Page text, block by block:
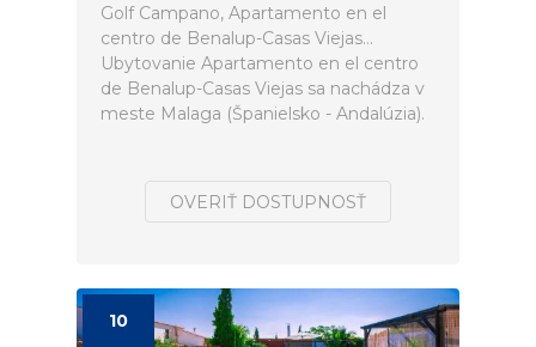
Golf Campano, Apartamento en el
centro de Benalup-Casas Viejas...
Ubytovanie Apartamento en el centro
de Benalup-Casas Viejas sa nachádza v
meste Malaga (Španielsko - Andalúzia).
OVERIŤ DOSTUPNOSŤ
10